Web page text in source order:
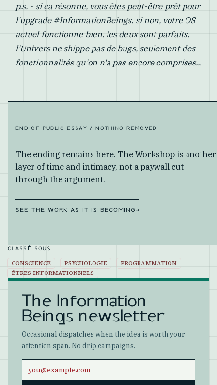
p.s. - si ça résonne, vous êtes peut-être prêt pour
l'upgrade #InformationBeings. si non, votre OS
actuel fonctionne bien. les deux sont parfaits.
l'Univers ne shippe pas de bugs, seulement des
fonctionnalités qu'on n'a pas encore comprises...
END OF PUBLIC ESSAY / NOTHING REMOVED
The ending remains here. The Workshop is another
layer of time and intimacy, not a paywall cut
through the argument.
SEE THE WORK AS IT IS BECOMING→
CLASSÉ SOUS
CONSCIENCE PSYCHOLOGIE
PROGRAMMATION
ÊTRES-INFORMATIONNELS
The Information
Beings newsletter
Occasional dispatches when the idea is worth your
attention span. No drip campaigns.